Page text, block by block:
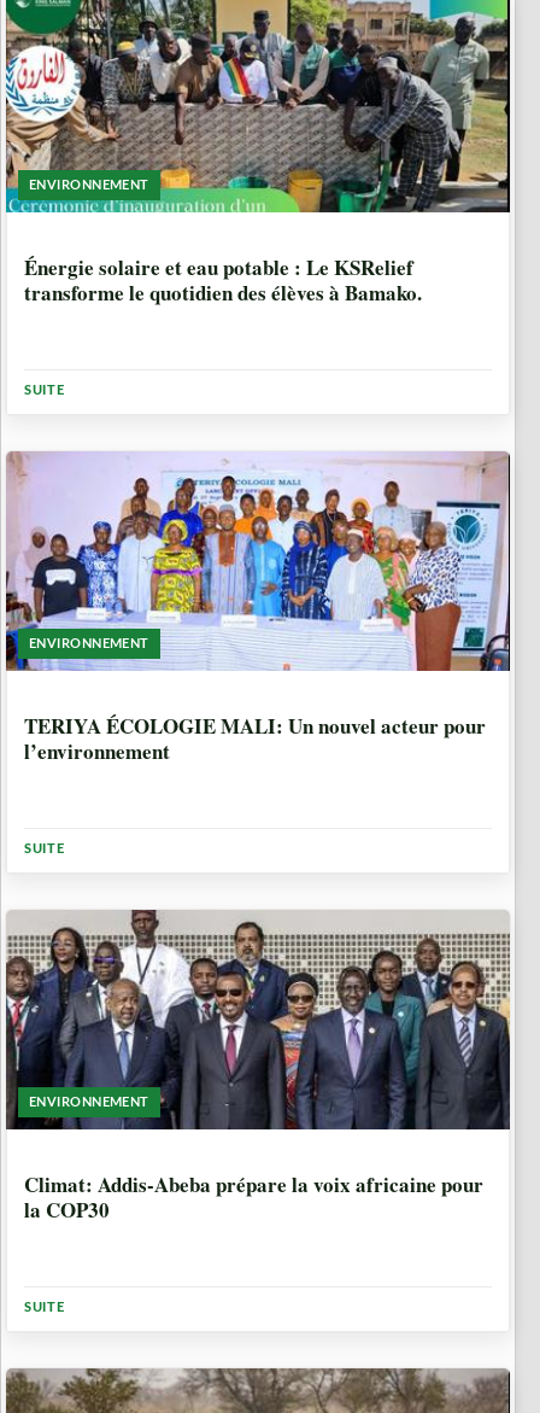
ENVIRONNEMENT
Énergie solaire et eau potable : Le KSRelief
transforme le quotidien des élèves à Bamako.
SUITE
ENVIRONNEMENT
TERIYA ÉCOLOGIE MALI: Un nouvel acteur pour
l’environnement
SUITE
ENVIRONNEMENT
Climat: Addis-Abeba prépare la voix africaine pour
la COP30
SUITE